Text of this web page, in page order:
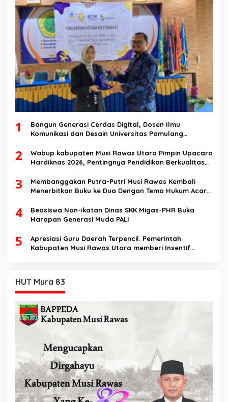
1
Bangun Generasi Cerdas Digital, Dosen Ilmu
Komunikasi dan Desain Universitas Pamulang
Speech di SMK Ikhlas Jawilan
2
Wabup kabupaten Musi Rawas Utara Pimpin Upacara
Hardiknas 2026, Pentingnya Pendidikan Berkualitas
3
Membanggakan Putra-Putri Musi Rawas Kembali
Menerbitkan Buku ke Dua Dengan Tema Hukum Acara
4
Beasiswa Non-ikatan Dinas SKK Migas-PHR Buka
Harapan Generasi Muda PALI
5
Apresiasi Guru Daerah Terpencil. Pemerintah
Kabupaten Musi Rawas Utara memberi Insentif
HUT Mura 83